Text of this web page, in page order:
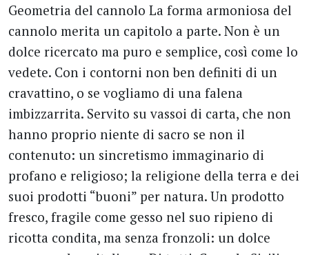
Geometria del cannolo La forma armoniosa del
cannolo merita un capitolo a parte. Non è un
dolce ricercato ma puro e semplice, così come lo
vedete. Con i contorni non ben definiti di un
cravattino, o se vogliamo di una falena
imbizzarrita. Servito su vassoi di carta, che non
hanno proprio niente di sacro se non il
contenuto: un sincretismo immaginario di
profano e religioso; la religione della terra e dei
suoi prodotti “buoni” per natura. Un prodotto
fresco, fragile come gesso nel suo ripieno di
ricotta condita, ma senza fronzoli: un dolce